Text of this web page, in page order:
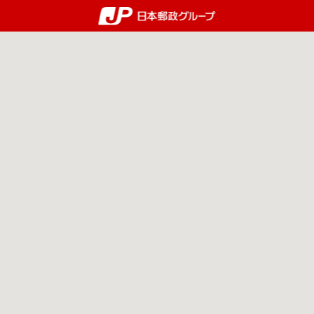
郵便局・日本郵政グループ